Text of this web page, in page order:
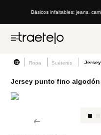
Básicos infaltables: jeans,
Ropa Suéteres
Jersey punto fino